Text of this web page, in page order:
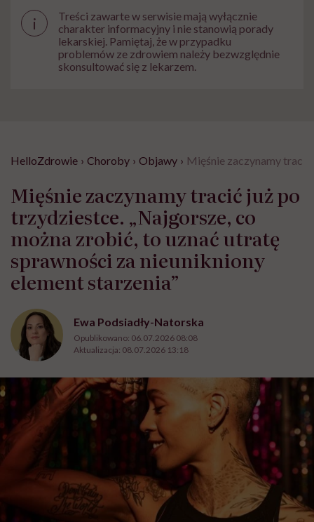
i
Treści zawarte w serwisie mają wyłącznie
charakter informacyjny i nie stanowią porady
lekarskiej. Pamiętaj, że w przypadku
problemów ze zdrowiem należy bezwzględnie
skonsultować się z lekarzem.
HelloZdrowie › Choroby › Objawy › Mięśnie zaczynamy tracić
Mięśnie zaczynamy tracić już po
trzydziestce. „Najgorsze, co
można zrobić, to uznać utratę
sprawności za nieunikniony
element starzenia”
Ewa Podsiadły-Natorska
Opublikowano: 06.07.2026 08:08
Aktualizacja: 08.07.2026 13:18